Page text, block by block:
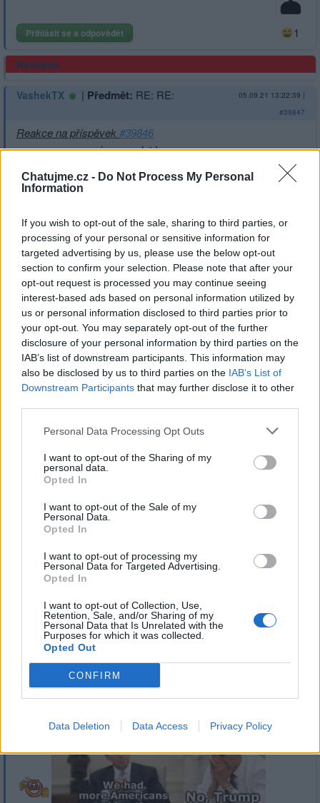
Chatujme.cz - Do Not Process My Personal
Information
If you wish to opt-out of the sale, sharing to third parties, or
processing of your personal or sensitive information for
targeted advertising by us, please use the below opt-out
section to confirm your selection. Please note that after your
opt-out request is processed you may continue seeing
interest-based ads based on personal information utilized by
us or personal information disclosed to third parties prior to
your opt-out. You may separately opt-out of the further
disclosure of your personal information by third parties on the
IAB’s list of downstream participants. This information may
also be disclosed by us to third parties on the IAB’s List of
Downstream Participants that may further disclose it to other
Personal Data Processing Opt Outs
I want to opt-out of the Sharing of my
personal data.
Opted In
I want to opt-out of the Sale of my
Personal Data.
Opted In
I want to opt-out of processing my
Personal Data for Targeted Advertising.
Opted In
I want to opt-out of Collection, Use,
Retention, Sale, and/or Sharing of my
Personal Data that Is Unrelated with the
Purposes for which it was collected.
Opted Out
CONFIRM
Data Deletion Data Access Privacy Policy
Přihlásit se a odpovědět 1
Reklama
VashekTX | Předmět: RE: RE: 05.09.21 13:22:39 |
#39847
Reakce na příspěvek#39846
......se vam muze jenom zdat !
Přihlásit se a odpovědět #39846
milkocicak |Předmět:RE: 05.09.21 13:17:13
Reakce na příspěvek#39843
Na Prahu - dobrýýýý. :-)